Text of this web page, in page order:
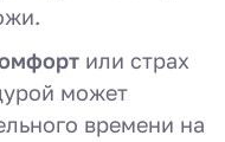
или страх
может
времени на